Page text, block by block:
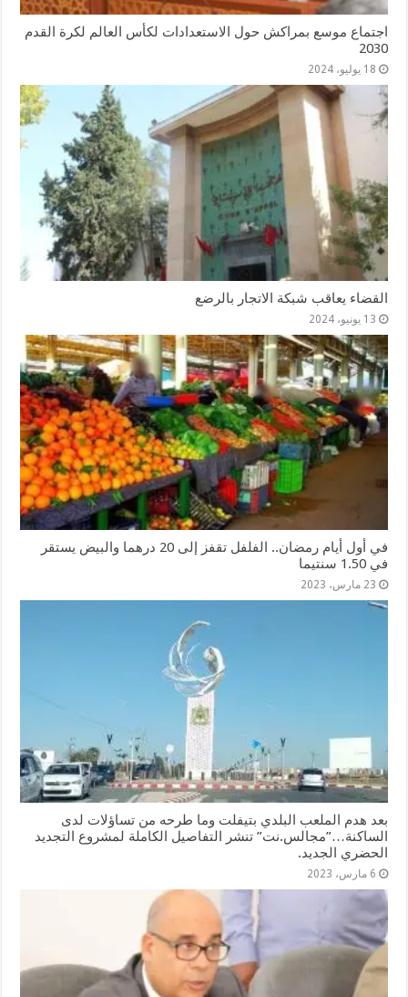
اجتماع موسع بمراكش حول الاستعدادات لكأس العالم لكرة القدم
2030
18 يوليو، 2024
القضاء يعاقب شبكة الاتجار بالرضع
13 يونيو، 2024
في أول أيام رمضان.. الفلفل تقفز إلى 20 درهما والبيض يستقر
في 1.50 سنتيما
23 مارس، 2023
بعد هدم الملعب البلدي بتيفلت وما طرحه من تساؤلات لدى
الساكنة…”مجالس.نت” تنشر التفاصيل الكاملة لمشروع التجديد
الحضري الجديد.
6 مارس، 2023